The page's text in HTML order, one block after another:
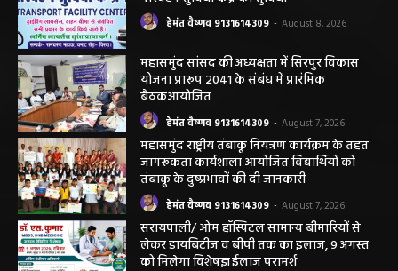
हेमंत वैष्णव 9131614309 August 8, 2026
महासमुंद सांसद की अध्यक्षता में सिरपुर विकास
योजना प्रारूप 2041 के संबंध में प्रारंभिक
बैठकआयोजित
हेमंत वैष्णव 9131614309 August 7, 2026
महासमुंद राष्ट्रीय तंबाकू नियंत्रण कार्यक्रम के तहत
जागरूकता कार्यशाला आयोजित विद्यार्थियों को
तंबाकू के दुष्प्रभावों की दी जानकारी
हेमंत वैष्णव 9131614309 August 7, 2026
सरायपाली/ ओम हॉस्पिटल सामान्य बीमारियों से
लेकर डायबिटीज व बीपी तक का इलाज, 9 अगस्त
को मिलेगा विशेषज्ञ ईलाज परामर्श